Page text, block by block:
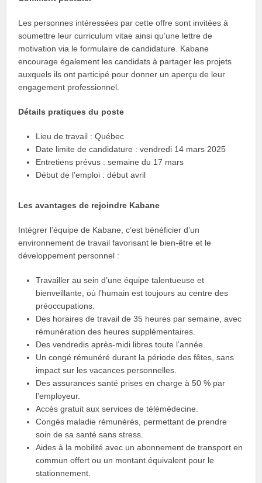
Les personnes intéressées par cette offre sont invitées à
soumettre leur curriculum vitae ainsi qu’une lettre de
motivation via le formulaire de candidature. Kabane
encourage également les candidats à partager les projets
auxquels ils ont participé pour donner un aperçu de leur
engagement professionnel.
Détails pratiques du poste
Lieu de travail : Québec
Date limite de candidature : vendredi 14 mars 2025
Entretiens prévus : semaine du 17 mars
Début de l’emploi : début avril
Les avantages de rejoindre Kabane
Intégrer l’équipe de Kabane, c’est bénéficier d’un
environnement de travail favorisant le bien-être et le
développement personnel :
Travailler au sein d’une équipe talentueuse et
bienveillante, où l’humain est toujours au centre des
préoccupations.
Des horaires de travail de 35 heures par semaine, avec
rémunération des heures supplémentaires.
Des vendredis après-midi libres toute l’année.
Un congé rémunéré durant la période des fêtes, sans
impact sur les vacances personnelles.
Des assurances santé prises en charge à 50 % par
l’employeur.
Accès gratuit aux services de télémédecine.
Congés maladie rémunérés, permettant de prendre
soin de sa santé sans stress.
Aides à la mobilité avec un abonnement de transport en
commun offert ou un montant équivalent pour le
stationnement.